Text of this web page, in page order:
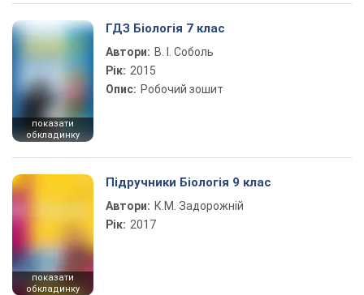
показати
обкладинку
ГДЗ Біологія 7 клас
Автори: В. І. Соболь
Рік: 2015
Опис: Робочий зошит
показати
обкладинку
Підручники Біологія 9 клас
Автори: К.М. Задорожній
Рік: 2017